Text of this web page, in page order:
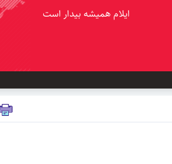
ایلام همیشه بیدار است